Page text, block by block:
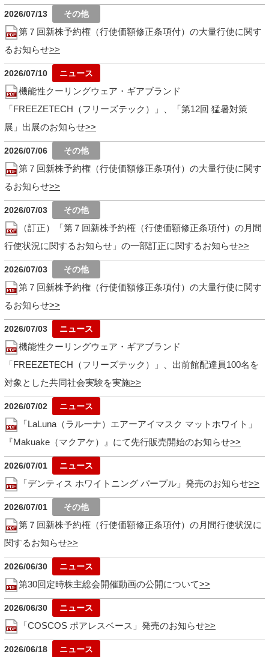
2026/07/13
第７回新株予約権（行使価額修正条項付）の大量行使に関す
るお知らせ
2026/07/10
機能性クーリングウェア・ギアブランド
「FREEZETECH（フリーズテック）」、「第12回 猛暑対策
展」出展のお知らせ
2026/07/06
第７回新株予約権（行使価額修正条項付）の大量行使に関す
るお知らせ
2026/07/03
（訂正）「第７回新株予約権（行使価額修正条項付）の月間
行使状況に関するお知らせ」の一部訂正に関するお知らせ
2026/07/03
第７回新株予約権（行使価額修正条項付）の大量行使に関す
るお知らせ
2026/07/03
機能性クーリングウェア・ギアブランド
「FREEZETECH（フリーズテック）」、出前館配達員100名を
対象とした共同社会実験を実施
2026/07/02
「LaLuna（ラルーナ）エアーアイマスク マットホワイト」
『Makuake（マクアケ）』にて先行販売開始のお知らせ
2026/07/01
「デンティス ホワイトニング パープル」発売のお知らせ
2026/07/01
第７回新株予約権（行使価額修正条項付）の月間行使状況に
関するお知らせ
2026/06/30
第30回定時株主総会開催動画の公開について
2026/06/30
「COSCOS ポアレスベース」発売のお知らせ
2026/06/18